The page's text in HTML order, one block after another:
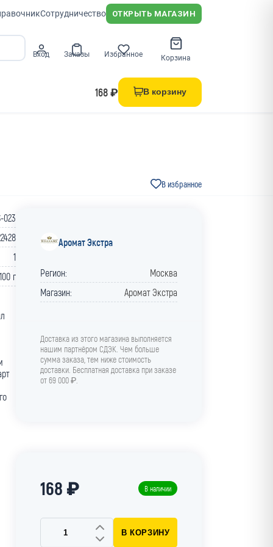
Сотрудничество ОТКРЫТЬ МАГАЗИН
Вход Заказы Избранное Корзина
168 ₽ В корзину
В избранное
023
1
100 г
Аромат Экстра
Регион:
Москва
Магазин:
Аромат Экстра
Доставка из этого магазина выполняется
нашим партнёром СДЭК. Чем больше
сумма заказа, тем ниже стоимость
доставки. Бесплатная доставка при заказе
от 69 000 ₽.
168 ₽ В наличии
В КОРЗИНУ